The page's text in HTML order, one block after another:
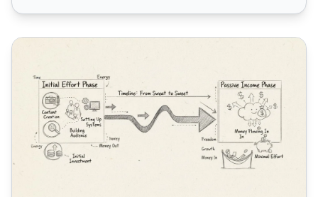
Czy dochód pasywny wymaga pracy na początku?